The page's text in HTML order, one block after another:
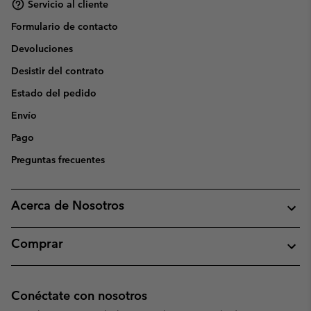
Servicio al cliente
Formulario de contacto
Devoluciones
Desistir del contrato
Estado del pedido
Envío
Pago
Preguntas frecuentes
Acerca de Nosotros
Comprar
Conéctate con nosotros